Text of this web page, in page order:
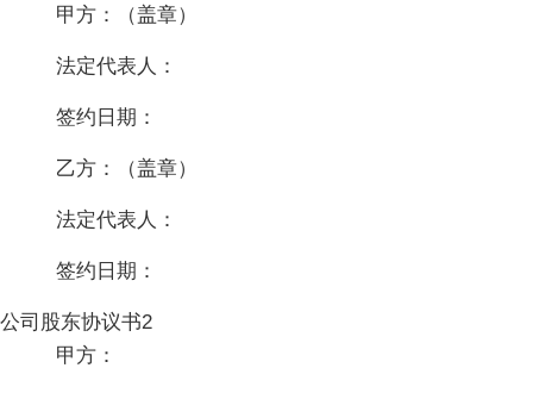
甲方：（盖章）
法定代表人：
签约日期：
乙方：（盖章）
法定代表人：
签约日期：
公司股东协议书2
甲方：